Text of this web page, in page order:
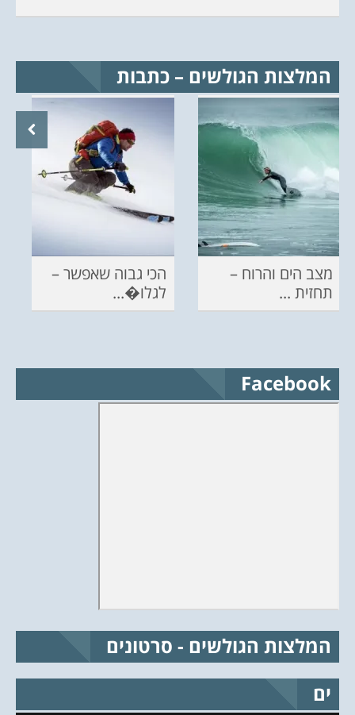
המלצות הגולשים – כתבות
מצב הים והרוח –
תחזית ...
הכי גבוה שאפשר –
לגלו�...
Facebook
המלצות הגולשים - סרטונים
ים